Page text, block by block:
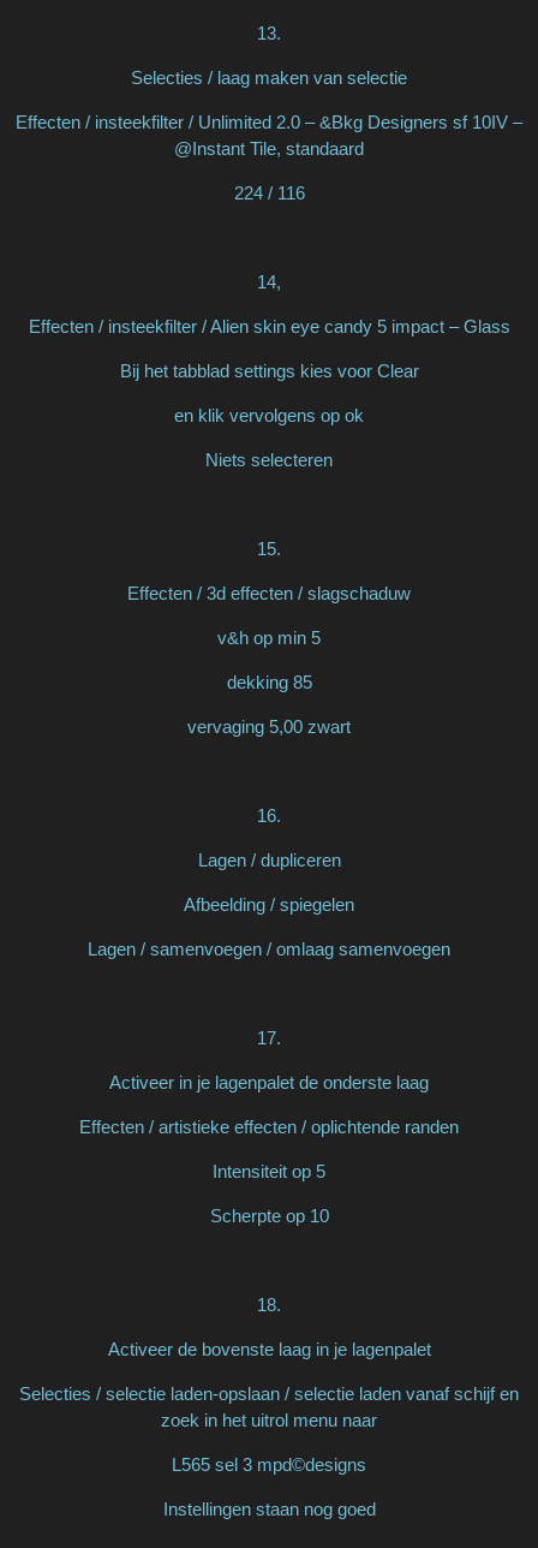
13.
Selecties / laag maken van selectie
Effecten / insteekfilter / Unlimited 2.0 – &Bkg Designers sf 10IV –
@Instant Tile, standaard
224 / 116
14,
Effecten / insteekfilter / Alien skin eye candy 5 impact – Glass
Bij het tabblad settings kies voor Clear
en klik vervolgens op ok
Niets selecteren
15.
Effecten / 3d effecten / slagschaduw
v&h op min 5
dekking 85
vervaging 5,00 zwart
16.
Lagen / dupliceren
Afbeelding / spiegelen
Lagen / samenvoegen / omlaag samenvoegen
17.
Activeer in je lagenpalet de onderste laag
Effecten / artistieke effecten / oplichtende randen
Intensiteit op 5
Scherpte op 10
18.
Activeer de bovenste laag in je lagenpalet
Selecties / selectie laden-opslaan / selectie laden vanaf schijf en
zoek in het uitrol menu naar
L565 sel 3 mpd©designs
Instellingen staan nog goed